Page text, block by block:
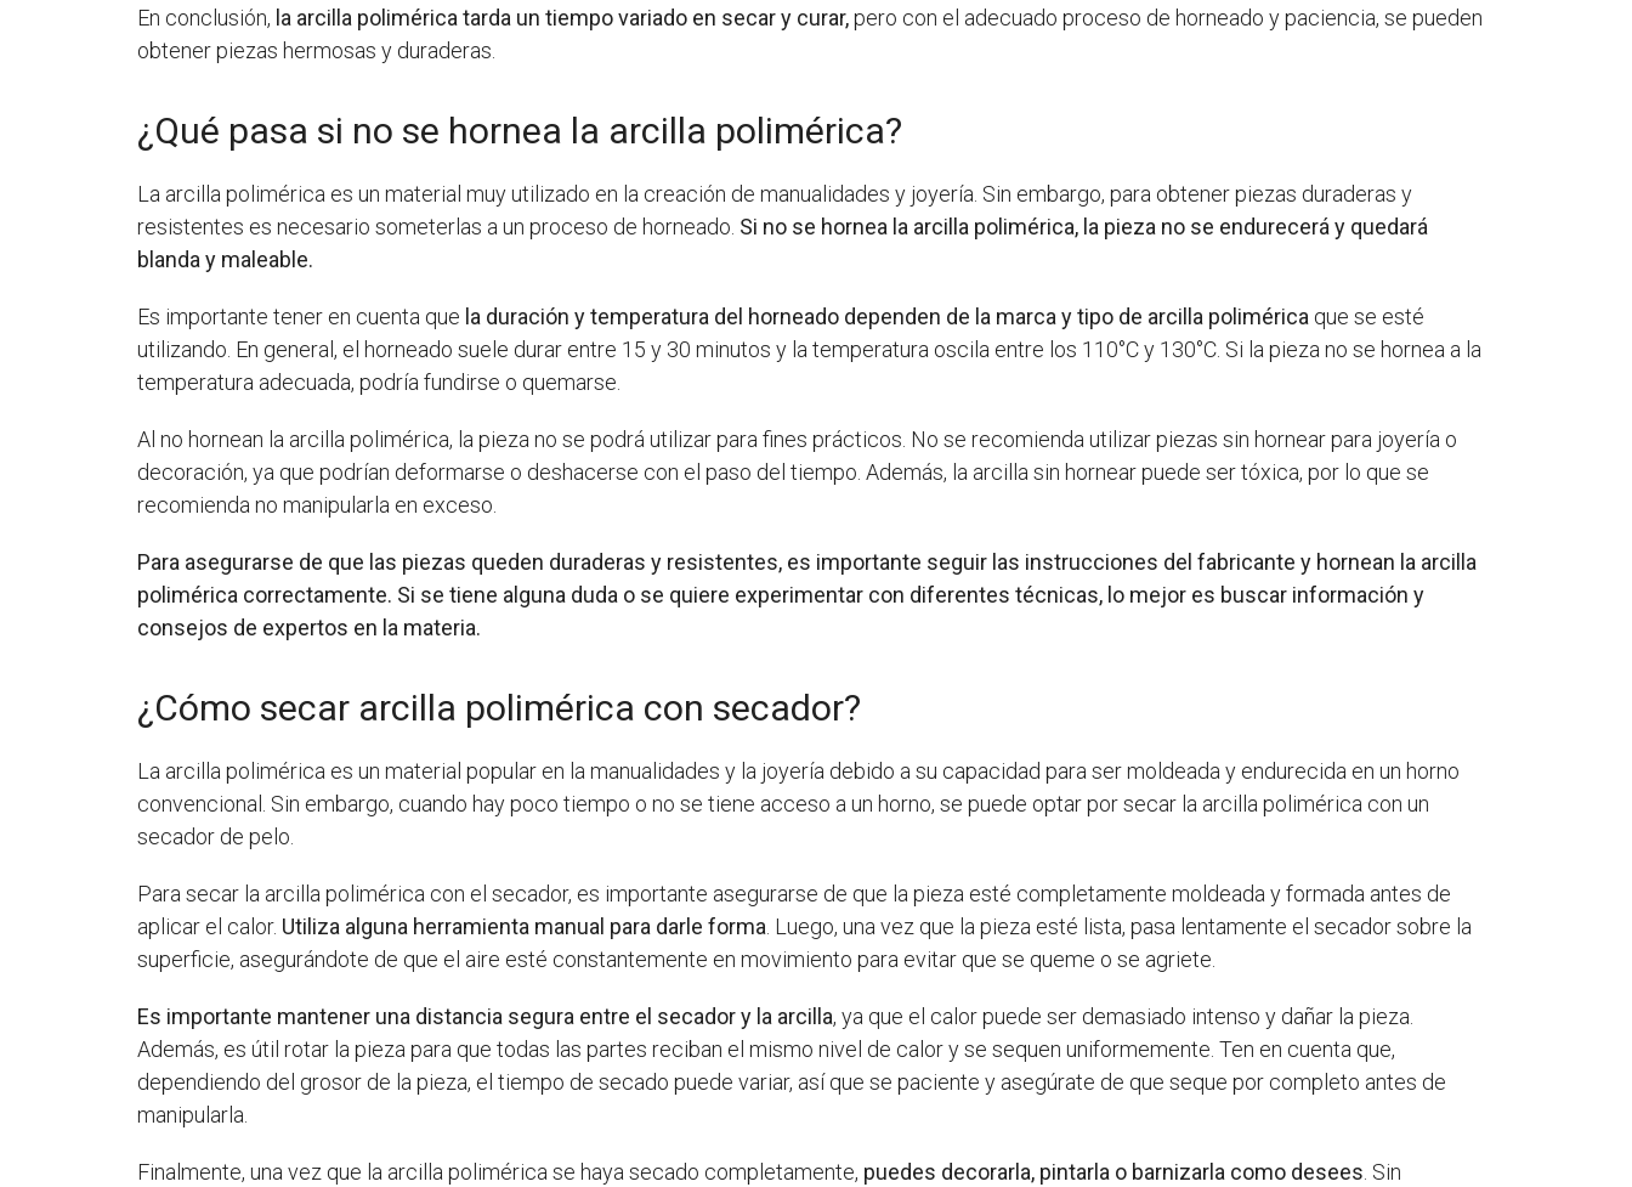
En conclusión, la arcilla polimérica tarda un tiempo variado en secar y curar,pero con el adecuado proceso de horneado y paciencia, se pueden
obtener piezas hermosas y duraderas.
¿Qué pasa si no se hornea la arcilla polimérica?
La arcilla polimérica es un material muy utilizado en la creación de manualidades y joyería. Sin embargo, para obtener piezas duraderas y
resistentes es necesario someterlas a un proceso de horneado. Si no se hornea la arcilla polimérica, la pieza no se endurecerá y quedará
blanda y maleable.
Es importante tener en cuenta que la duración y temperatura del horneado dependen de la marca y tipo de arcilla polimérica que se esté
utilizando. En general, el horneado suele durar entre 15 y 30 minutos y la temperatura oscila entre los 110°C y 130°C. Si la pieza no se hornea a la
temperatura adecuada, podría fundirse o quemarse.
Al no hornean la arcilla polimérica, la pieza no se podrá utilizar para fines prácticos. No se recomienda utilizar piezas sin hornear para joyería o
decoración, ya que podrían deformarse o deshacerse con el paso del tiempo. Además, la arcilla sin hornear puede ser tóxica, por lo que se
recomienda no manipularla en exceso.
Para asegurarse de que las piezas queden duraderas y resistentes, es importante seguir las instrucciones del fabricante y hornean la arcilla
polimérica correctamente. Si se tiene alguna duda o se quiere experimentar con diferentes técnicas, lo mejor es buscar información y
consejos de expertos en la materia.
¿Cómo secar arcilla polimérica con secador?
La arcilla polimérica es un material popular en la manualidades y la joyería debido a su capacidad para ser moldeada y endurecida en un horno
convencional. Sin embargo, cuando hay poco tiempo o no se tiene acceso a un horno, se puede optar por secar la arcilla polimérica con un
secador de pelo.
Para secar la arcilla polimérica con el secador, es importante asegurarse de que la pieza esté completamente moldeada y formada antes de
aplicar el calor. Utiliza alguna herramienta manual para darle forma. Luego, una vez que la pieza esté lista, pasa lentamente el secador sobre la
superficie, asegurándote de que el aire esté constantemente en movimiento para evitar que se queme o se agriete.
Es importante mantener una distancia segura entre el secador y la arcilla, ya que el calor puede ser demasiado intenso y dañar la pieza.
Además, es útil rotar la pieza para que todas las partes reciban el mismo nivel de calor y se sequen uniformemente. Ten en cuenta que,
dependiendo del grosor de la pieza, el tiempo de secado puede variar, así que se paciente y asegúrate de que seque por completo antes de
manipularla.
Finalmente, una vez que la arcilla polimérica se haya secado completamente, puedes decorarla, pintarla o barnizarla como desees. Sin